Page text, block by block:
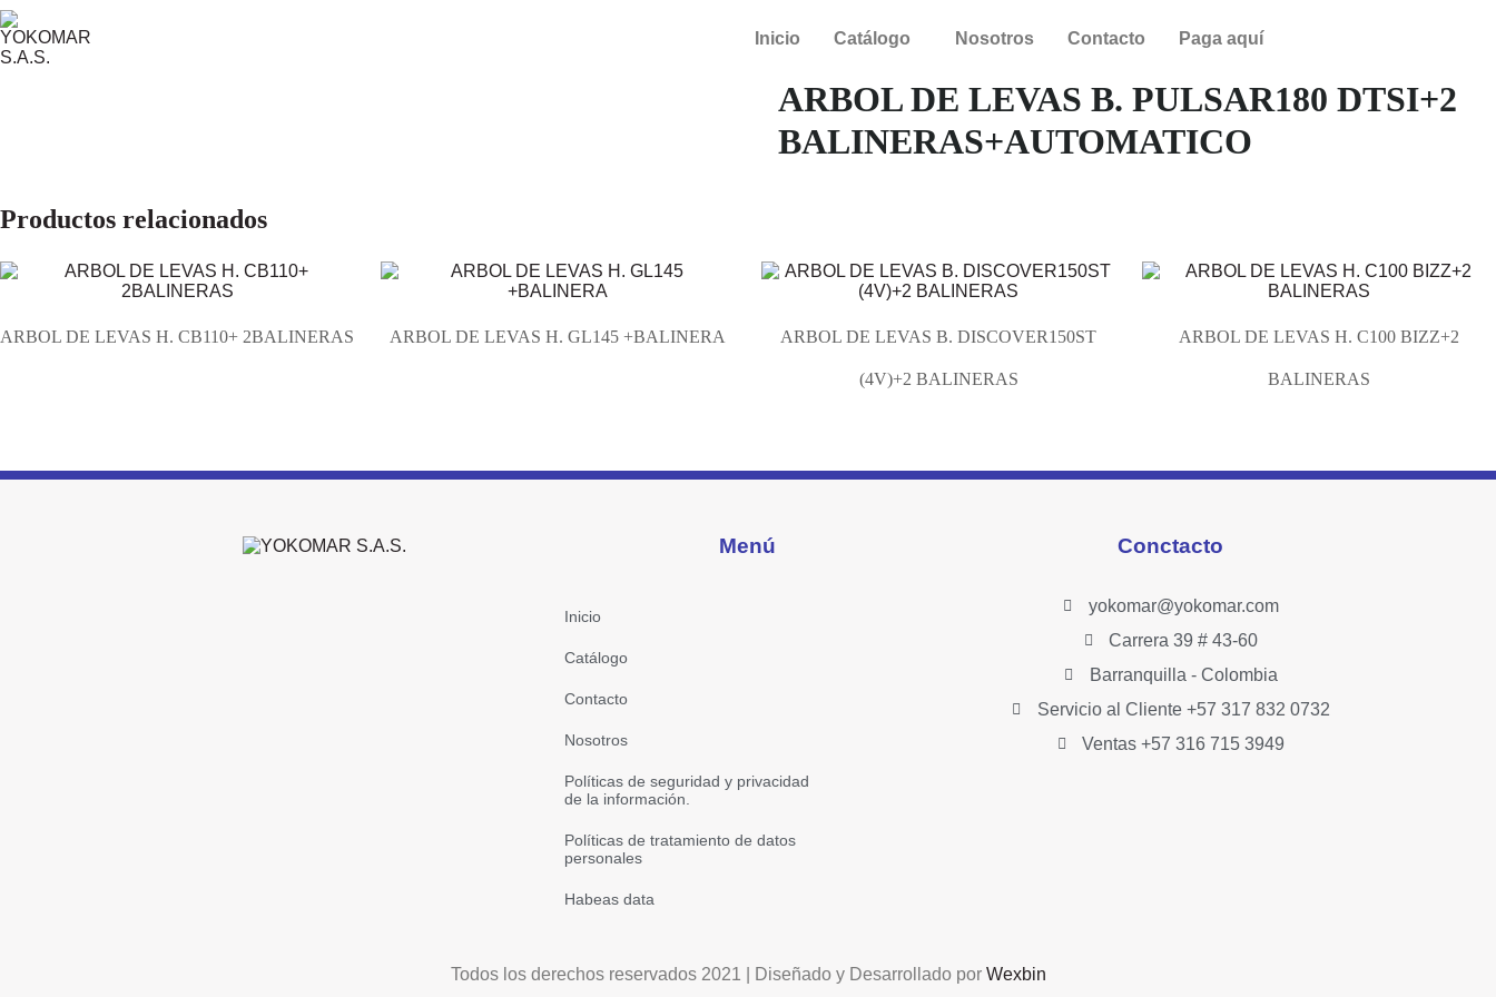
Inicio Catálogo Nosotros Contacto Paga aquí
ARBOL DE LEVAS B. PULSAR180 DTSI+2
BALINERAS+AUTOMATICO
Productos relacionados
ARBOL DE LEVAS H. CB110+ 2BALINERAS ARBOL DE LEVAS H. GL145 +BALINERA ARBOL DE LEVAS B. DISCOVER150ST
(4V)+2 BALINERAS
ARBOL DE LEVAS H. C100 BIZZ+2
BALINERAS
Menú
Inicio
Catálogo
Contacto
Nosotros
Políticas de seguridad y privacidad
de la información.
Políticas de tratamiento de datos
personales
Habeas data
Conctacto
yokomar@yokomar.com
Carrera 39 # 43-60
Barranquilla - Colombia
Servicio al Cliente +57 317 832 0732
Ventas +57 316 715 3949
Todos los derechos reservados 2021 | Diseñado y Desarrollado por Wexbin